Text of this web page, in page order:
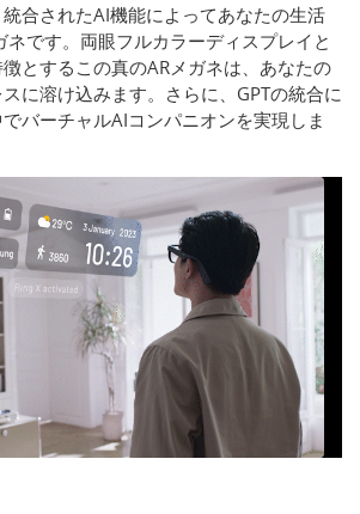
統合されたAI機能によってあなたの生活
ネです。両眼フルカラーディスプレイと
とするこの真のARメガネは、あなたの
に溶け込みます。さらに、GPTの統合に
バーチャルAIコンパニオンを実現しま